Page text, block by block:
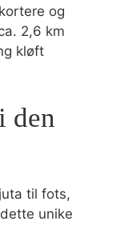
og
2,6 km
kløft
den
til fots,
unike